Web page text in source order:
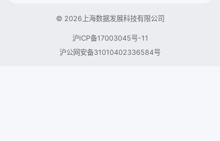
© 2026上海数据发展科技有限公司
沪ICP备17003045号-11
沪公网安备31010402336584号